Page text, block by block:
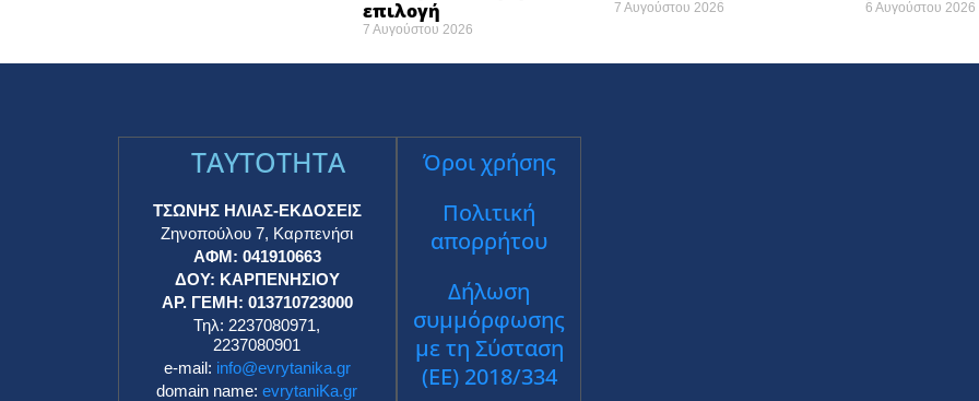
επιλογή ​
7 Αυγούστου 2026
7 Αυγούστου 2026 6 Αυγούστου 2026
TAYTOTHTA
ΤΣΩΝΗΣ ΗΛΙΑΣ-ΕΚΔΟΣΕΙΣ
Ζηνοπούλου 7, Καρπενήσι
ΑΦΜ: 041910663
ΔΟΥ: ΚΑΡΠΕΝΗΣΙΟΥ
ΑΡ. ΓΕΜΗ: 013710723000
Τηλ: 2237080971,
2237080901
e-mail: info@evrytanika.gr
domain name:evrytaniKa.gr
Όροι χρήσης
Πολιτική
απορρήτου
Δήλωση
συμμόρφωσης
με τη Σύσταση
(ΕΕ) 2018/334